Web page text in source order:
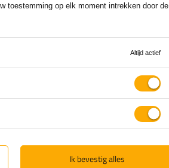
bescherming van de
of sneeuw wordt
waarmee het
toestemming op elk moment intrekken door de
Altijd actief
Ik bevestig alles